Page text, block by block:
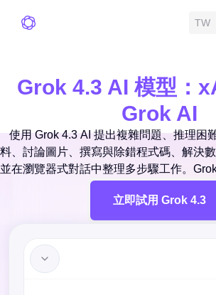
TW
Grok 4.3 AI 模型：
Grok AI
使用 Grok 4.3 AI 提出複雜問題、推理困
料、討論圖片、撰寫與除錯程式碼、解決
並在瀏覽器式對話中整理多步驟工作。
生產力、長上下文理解、函式式工作流程
任務執行而設計，適合你需要超越簡單聊
立即試用 Grok 4.3